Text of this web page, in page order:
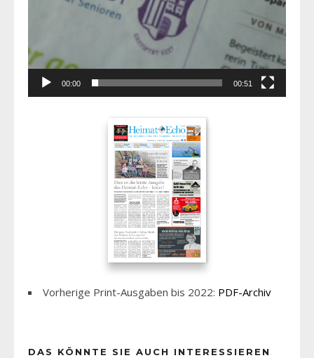
00:00 00:51
Vorherige Print-Ausgaben bis 2022: PDF-Archiv
DAS KÖNNTE SIE AUCH INTERESSIEREN